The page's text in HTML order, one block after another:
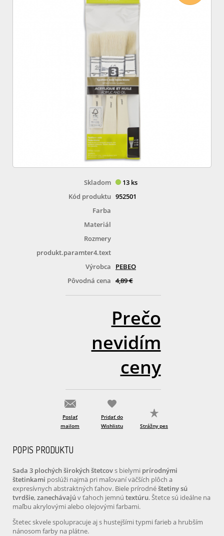
Skladom
13 ks
Kód produktu 952501
Farba
Materiál
Rozmery
produkt.paramter4.text
Výrobca
PEBEO
Pôvodná cena 4,89 €
Prečo
nevidím
ceny
Poslať
mailom
Pridať do
Wishlistu
Strážny pes
POPIS PRODUKTU
Sada 3 plochých širokých štetcovs bielymi prírodnými
štetinkami poslúži najmä pri maľovaní väčších plôch a
expresívnych abstraktných ťahov. Biele prírodnéštetiny sú
tvrdšie,zanechávajúv ťahoch jemnú textúru. Štetce sú ideálne na
maľbu akrylovými alebo olejovými farbami.
Štetec skvele spolupracuje aj s hustejšími typmi farieb a hrubším
nánosom farby na plátne.